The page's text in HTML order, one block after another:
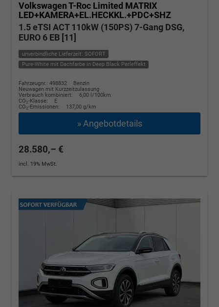
Volkswagen T-Roc Limited MATRIX
LED+KAMERA+EL.HECKKL.+PDC+SHZ
1.5 eTSI ACT 110kW (150PS) 7-Gang DSG,
EURO 6 EB [11]
unverbindliche Lieferzeit: SOFORT
Pure-White mit Dachfarbe in Deep Black Perleffekt
Fahrzeugnr.: 498832
Benzin
Neuwagen mit Kurzzeitzulassung
Verbrauch kombiniert:
6,00 l/100km
CO2-Klasse:
E
CO2-Emissionen: 137,00 g/km
» Angebotdetails
28.580,– €
incl. 19% MwSt.